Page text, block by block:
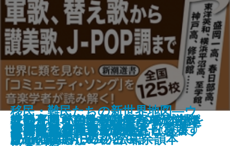
名画に見る「悪」の系譜
ピアノを尋ねて
岩に牡丹
教養としての上級語彙2―日本語を
豊かにするための270語―
安部公房写真集―PHOTOWORKS
BY KOBO ABE―
アウシュヴィッツの小さな厩番
この平坦な道を僕はまっすぐ歩け
ない
常盤団地の魔人
グレイスは死んだのか
校歌斉唱！―日本人が育んだ学校
文化の謎―
渡辺裕／著
たぶん私たち一生最強
ルポ スマホ育児が子どもを壊す
移民・難民たちの新世界地図―ウ
クライナ発「地殻変動」一〇〇〇
オードリーのオールナイトニッポ
ン in 東京ドーム 公式余韻本
なぞとき
サンショウウオの四十九日
ブルーマリッジ
奥山清行 デザイン全史
ミチノオク
にゃんこパワー―科学が教えてく
れる猫の癒しの秘密―